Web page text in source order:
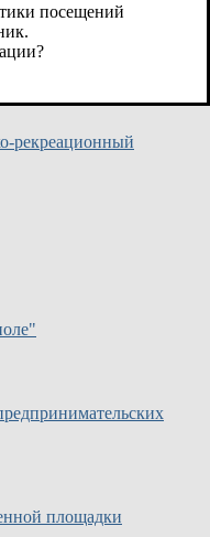
рекреационный
рекреационный
площадки
посещений